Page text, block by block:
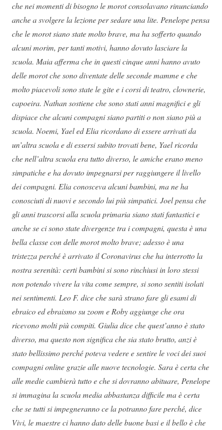
che nei momenti di bisogno le morot consolavano rinunciando
anche a svolgere la lezione per sedare una lite. Penelope pensa
che le morot siano state molto brave, ma ha sofferto quando
alcuni morim, per tanti motivi, hanno dovuto lasciare la
scuola. Maia afferma che in questi cinque anni hanno avuto
delle morot che sono diventate delle seconde mamme e che
molto piacevoli sono state le gite e i corsi di teatro, clownerie,
capoeira. Nathan sostiene che sono stati anni magnifici e gli
dispiace che alcuni compagni siano partiti o non siano più a
scuola. Noemi, Yael ed Elia ricordano di essere arrivati da
un’altra scuola e di essersi subito trovati bene, Yael ricorda
che nell’altra scuola era tutto diverso, le amiche erano meno
simpatiche e ha dovuto impegnarsi per raggiungere il livello
dei compagni. Elia conosceva alcuni bambini, ma ne ha
conosciuti di nuovi e secondo lui più simpatici. Joel pensa che
gli anni trascorsi alla scuola primaria siano stati fantastici e
anche se ci sono state divergenze tra i compagni, questa è una
bella classe con delle morot molto brave; adesso è una
tristezza perché è arrivato il Coronavirus che ha interrotto la
nostra serenità: certi bambini si sono rinchiusi in loro stessi
non potendo vivere la vita come sempre, si sono sentiti isolati
nei sentimenti. Leo F. dice che sarà strano fare gli esami di
ebraico ed ebraismo su zoom e Roby aggiunge che ora
ricevono molti più compiti. Giulia dice che quest’anno è stato
diverso, ma questo non significa che sia stato brutto, anzi è
stato bellissimo perché poteva vedere e sentire le voci dei suoi
compagni online grazie alle nuove tecnologie. Sara è certa che
alle medie cambierà tutto e che si dovranno abituare, Penelope
si immagina la scuola media abbastanza difficile ma è certa
che se tutti si impegneranno ce la potranno fare perché, dice
Vivi, le maestre ci hanno dato delle buone basi e il bello è che